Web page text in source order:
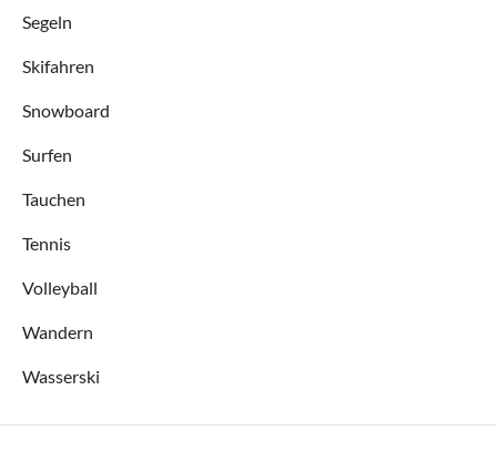
Segeln
Skifahren
Snowboard
Surfen
Tauchen
Tennis
Volleyball
Wandern
Wasserski